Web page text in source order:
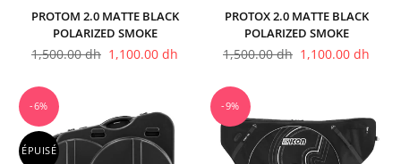
PROTOM 2.0 MATTE BLACK
POLARIZED SMOKE
Prix
1,500.00 dh 1,100.00 dh
PROTOX 2.0 MATTE BLACK
POLARIZED SMOKE
Prix
1,500.00 dh 1,100.00 dh
-6%
ÉPUISÉ
-9%